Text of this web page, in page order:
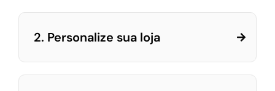
2. Personalize sua loja